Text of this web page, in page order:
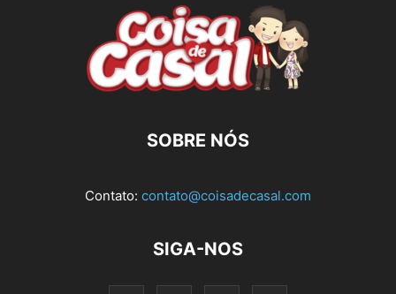
SOBRE NÓS
Contato: contato@coisadecasal.com
SIGA-NOS